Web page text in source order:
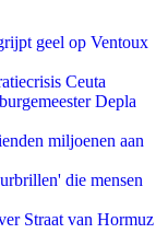
geel op Ventoux
Ceuta
Depla
miljoenen aan
die mensen
Straat van Hormuz